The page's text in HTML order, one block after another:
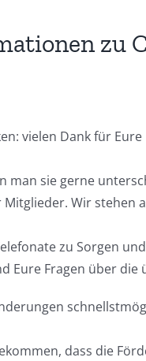
zu
vielen Dank für
man sie gerne
Wir stehen
zu Sorgen
Eure Fragen über die
dass die